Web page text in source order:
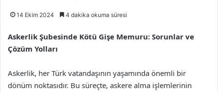
14 Ekim 2024 4 dakika okuma süresi
Askerlik Şubesinde Kötü Gişe Memuru: Sorunlar ve
Çözüm Yolları
Askerlik, her Türk vatandaşının yaşamında önemli bir
dönüm noktasıdır. Bu süreçte, askere alma işlemlerinin